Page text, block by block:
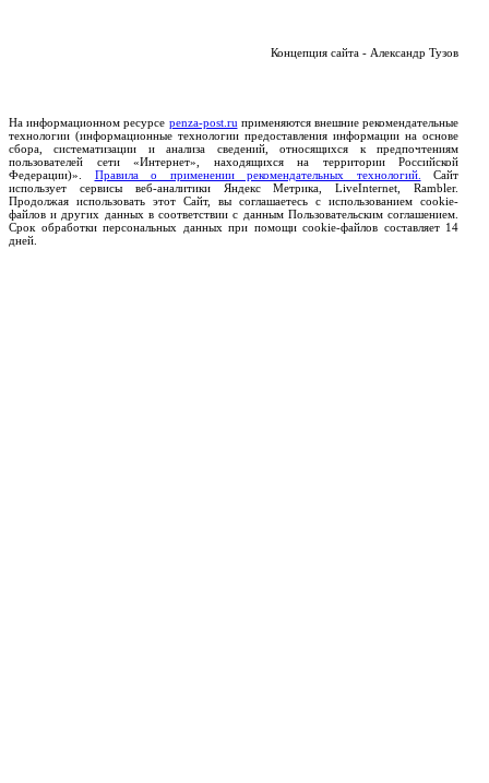
Концепция сайта - Александр Тузов
На информационном ресурсе penza-post.ru применяются внешние рекомендательные
технологии (информационные технологии предоставления информации на основе
сбора, систематизации и анализа сведений, относящихся к предпочтениям
пользователей сети «Интернет», находящихся на территории Российской
Федерации)». Правила о применении рекомендательных технологий.
Сайт
использует сервисы веб-аналитики Яндекс Метрика, LiveInternet, Rambler.
Продолжая использовать этот Сайт, вы соглашаетесь с использованием cookie-
файлов и других данных в соответствии с данным Пользовательским соглашением.
Срок обработки персональных данных при помощи cookie-файлов составляет 14
дней.